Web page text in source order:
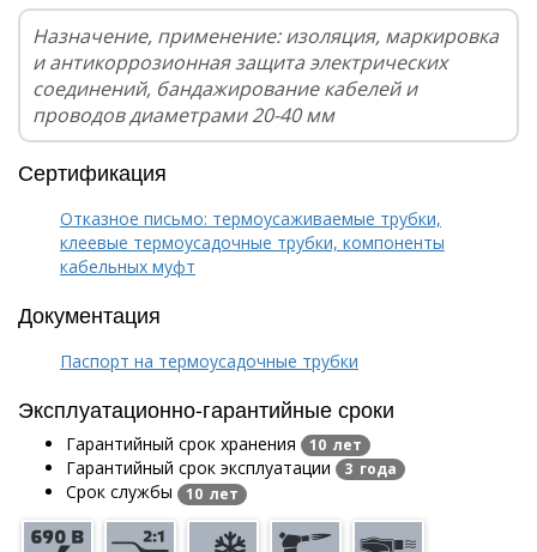
Назначение, применение: изоляция, маркировка
и антикоррозионная защита электрических
соединений, бандажирование кабелей и
проводов диаметрами 20-40 мм
Сертификация
Отказное письмо: термоусаживаемые трубки,
клеевые термоусадочные трубки, компоненты
кабельных муфт
Документация
Паспорт на термоусадочные трубки
Эксплуатационно-гарантийные сроки
Гарантийный срок хранения 10 лет
Гарантийный срок эксплуатации 3 года
Срок службы 10 лет